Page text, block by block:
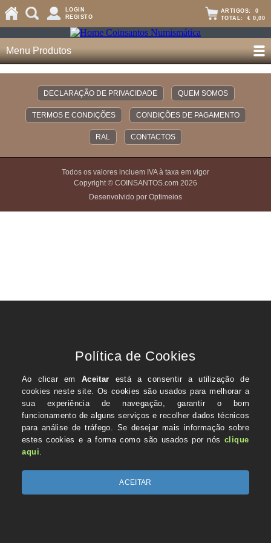
LOGIN
REGISTO
ARTIGOS: 0
TOTAL: € 0,00
Menu Produtos
DECLARAÇÃO DE PRIVACIDADE QUEM SOMOS
TERMOS E CONDIÇÕES CONDIÇÕES DE PAGAMENTO
RAL CONTACTOS
Todos os valores incluem IVA à taxa em vigor
Copyright © COINSANTOS.com 2026
Desenvolvido por Optimeios